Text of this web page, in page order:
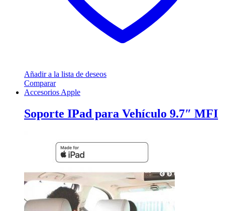
Añadir a la lista de deseos
Comparar
Accesorios Apple
Soporte IPad para Vehículo 9.7″ MFI